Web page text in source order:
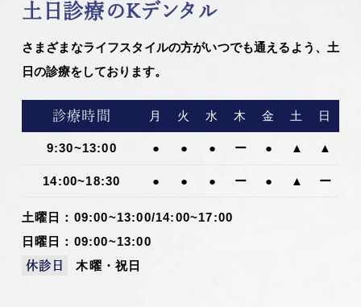
土日診療のKデンタル
さまざまなライフスタイルの方がいつでも通えるよう、土
日の診療をしております。
診療時間 月 火 水 木 金 土 日
9:30~13:00 ● ● ● ー ● ▲ ▲
14:00~18:30 ● ● ● ー ● ▲ ー
土曜日：09:00~13:00/14:00~17:00
日曜日：09:00~13:00
休診日 木曜・祝日